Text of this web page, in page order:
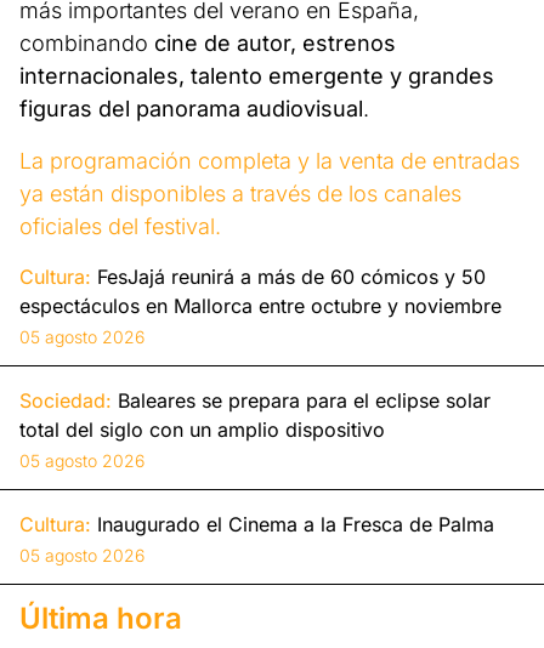
más importantes del verano en España,
combinando cine de autor, estrenos
internacionales, talento emergente y grandes
figuras del panorama audiovisual.
La programación completa y la venta de entradas
ya están disponibles a través de los canales
oficiales del festival.
Cultura: FesJajá reunirá a más de 60 cómicos y 50
espectáculos en Mallorca entre octubre y noviembre
05 agosto 2026
Sociedad: Baleares se prepara para el eclipse solar
total del siglo con un amplio dispositivo
05 agosto 2026
Cultura: Inaugurado el Cinema a la Fresca de Palma
05 agosto 2026
Última hora